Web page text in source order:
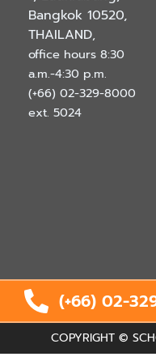
Bangkok 10520,
THAILAND,
office hours 8:30
a.m.-4:30 p.m.
(+66) 02-329-8000
ext. 5024
(+66) 02-
COPYRIGHT ©